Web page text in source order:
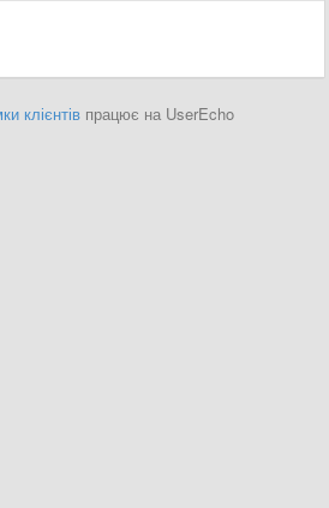
клієнтів працює на UserEcho